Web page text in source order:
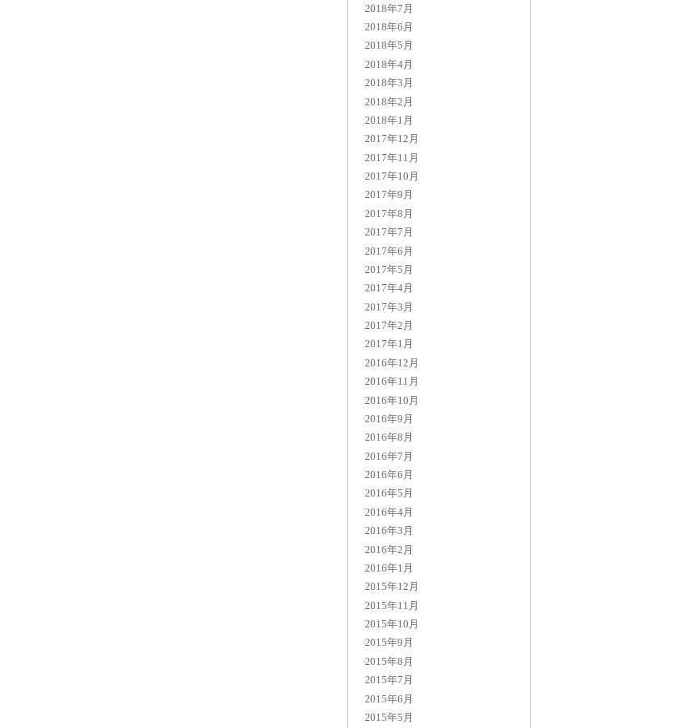
2018年7月
2018年6月
2018年5月
2018年4月
2018年3月
2018年2月
2018年1月
2017年12月
2017年11月
2017年10月
2017年9月
2017年8月
2017年7月
2017年6月
2017年5月
2017年4月
2017年3月
2017年2月
2017年1月
2016年12月
2016年11月
2016年10月
2016年9月
2016年8月
2016年7月
2016年6月
2016年5月
2016年4月
2016年3月
2016年2月
2016年1月
2015年12月
2015年11月
2015年10月
2015年9月
2015年8月
2015年7月
2015年6月
2015年5月